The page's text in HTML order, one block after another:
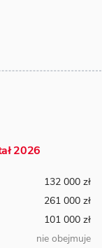
2026
132 000 zł
261 000 zł
101 000 zł
nie obejmuje